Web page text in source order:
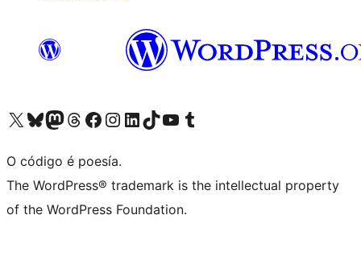
Visita la cuenta de X (anteriormente Twitter)
Visita a nosa conta de Bluesky
Visita a nosa conta de Mastodon
Visita a nosa conta de Threads
Visita a nosa páxina de Facebook
Visita a nosa conta de Instagram
Visita a nosa conta de LinkedIn
Visita a nosa conta de TikTok
Visita a nosa canle de YouTube
Visita a nosa conta de Tumblr
O código é poesía.
The WordPress® trademark is the intellectual property
of the WordPress Foundation.